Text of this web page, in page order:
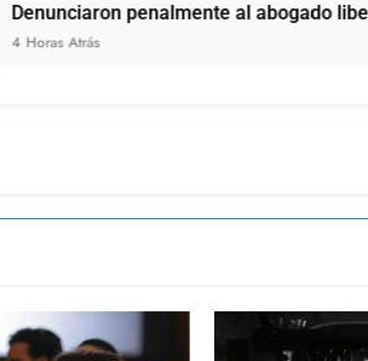
al abogado libertario que